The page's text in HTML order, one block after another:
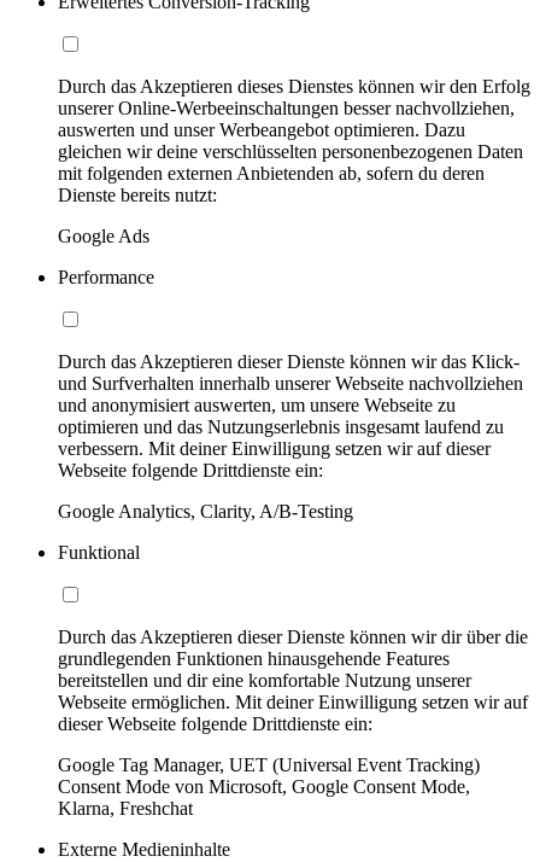
Durch das Akzeptieren dieses Dienstes können wir den Erfolg
unserer Online-Werbeeinschaltungen besser nachvollziehen,
auswerten und unser Werbeangebot optimieren. Dazu
gleichen wir deine verschlüsselten personenbezogenen Daten
mit folgenden externen Anbietenden ab, sofern du deren
Dienste bereits nutzt:
Google Ads
Performance
Durch das Akzeptieren dieser Dienste können wir das Klick-
und Surfverhalten innerhalb unserer Webseite nachvollziehen
und anonymisiert auswerten, um unsere Webseite zu
optimieren und das Nutzungserlebnis insgesamt laufend zu
verbessern. Mit deiner Einwilligung setzen wir auf dieser
Webseite folgende Drittdienste ein:
Google Analytics, Clarity, A/B-Testing
Funktional
Durch das Akzeptieren dieser Dienste können wir dir über die
grundlegenden Funktionen hinausgehende Features
bereitstellen und dir eine komfortable Nutzung unserer
Webseite ermöglichen. Mit deiner Einwilligung setzen wir auf
dieser Webseite folgende Drittdienste ein:
Google Tag Manager, UET (Universal Event Tracking)
Consent Mode von Microsoft, Google Consent Mode,
Klarna, Freshchat
Externe Medieninhalte